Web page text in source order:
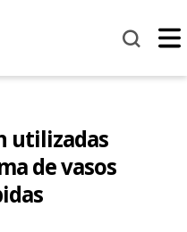
utilizadas
de vasos